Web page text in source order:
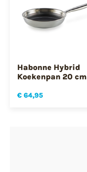
Habonne Hybrid
Koekenpan 20 cm
€ 64,95